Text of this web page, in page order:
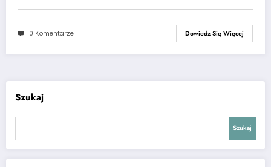
0 Komentarze Dowiedz Się Więcej
Szukaj
Szukaj